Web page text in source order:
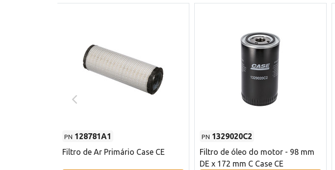
PN 128781A1
Filtro de Ar Primário Case CE
PN 1329020C2
Filtro de óleo do motor - 98 mm
DE x 172 mm C Case CE